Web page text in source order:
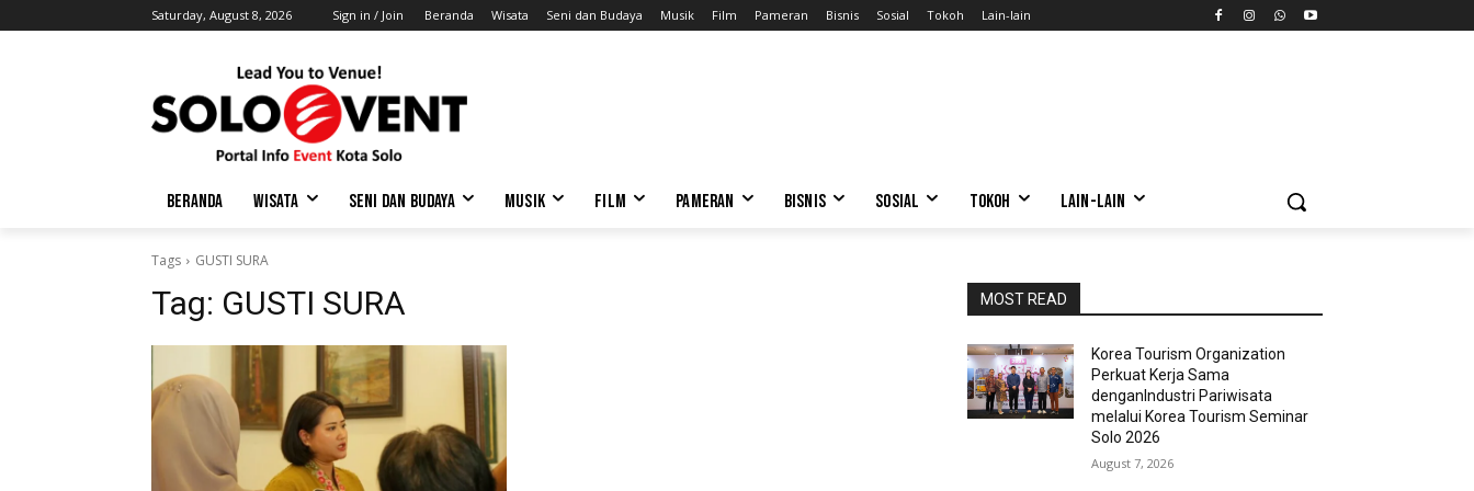
Saturday, August 8, 2026 Sign in / Join Beranda Wisata Seni dan Budaya Musik Film Pameran Bisnis Sosial Tokoh Lain-lain
BERANDA WISATA SENI DAN BUDAYA MUSIK FILM PAMERAN BISNIS SOSIAL TOKOH LAIN-LAIN
Tags GUSTI SURA
Tag: GUSTI SURA MOST READ
Korea Tourism Organization
Perkuat Kerja Sama
denganIndustri Pariwisata
melalui Korea Tourism Seminar
Solo 2026
August 7, 2026